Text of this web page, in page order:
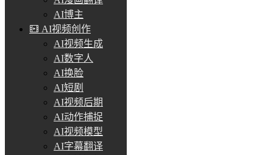
AI博主
AI视频创作
AI视频生成
AI数字人
AI换脸
AI短剧
AI视频后期
AI动作捕捉
AI视频模型
AI字幕翻译